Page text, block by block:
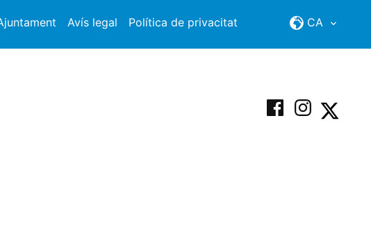
CA
Avís legal Política de privacitat
Facebook
Instagram
X